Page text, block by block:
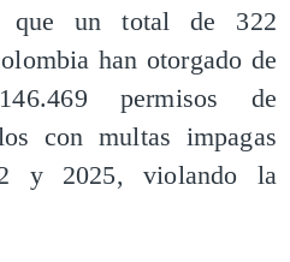
que un total de 322
han otorgado de
permisos de
con multas impagas
y 2025, violando la